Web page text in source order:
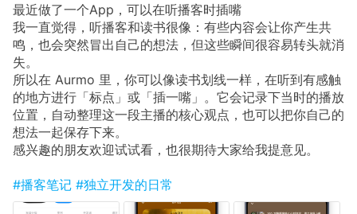
最近做了一个App，可以在听播客时插嘴
我一直觉得，听播客和读书很像：有些内容会让你产生共
鸣，也会突然冒出自己的想法，但这些瞬间很容易转头就消
失。
所以在 Aurmo 里，你可以像读书划线一样，在听到有感触
的地方进行「标点」或「插一嘴」。它会记录下当时的播放
位置，自动整理这一段主播的核心观点，也可以把你自己的
想法一起保存下来。
感兴趣的朋友欢迎试试看，也很期待大家给我提意见。
#播客笔记 #独立开发的日常